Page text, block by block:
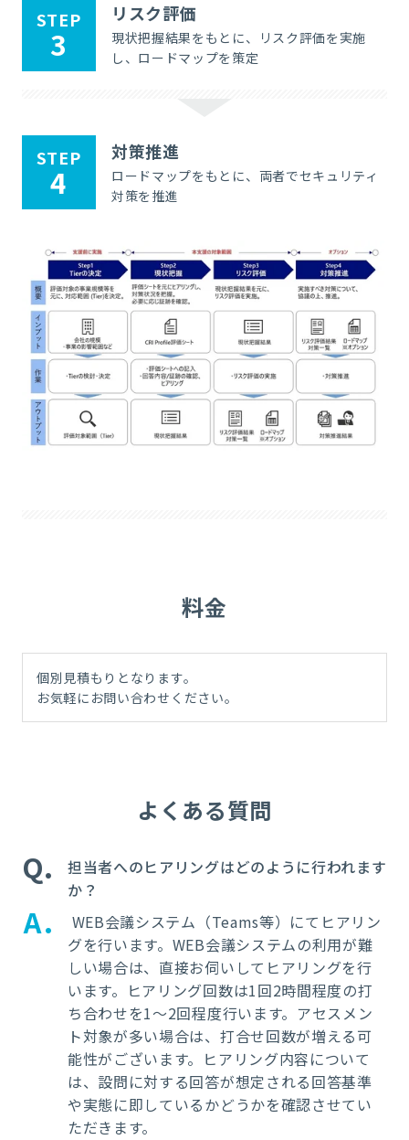
STEP
3
リスク評価
現状把握結果をもとに、リスク評価を実施
し、ロードマップを策定
STEP
4
対策推進
ロードマップをもとに、両者でセキュリティ
対策を推進
料金
個別見積もりとなります。
お気軽にお問い合わせください。
よくある質問
Q
担当者へのヒアリングはどのように行われます
か？
A
WEB会議システム（Teams等）にてヒアリン
グを行います。WEB会議システムの利用が難
しい場合は、直接お伺いしてヒアリングを行
います。 ヒアリング回数は1回2時間程度の打
ち合わせを1～2回程度行います。アセスメン
ト対象が多い場合は、打合せ回数が増える可
能性がございます。ヒアリング内容について
は、設問に対する回答が想定される回答基準
や実態に即しているかどうかを確認させてい
ただきます。